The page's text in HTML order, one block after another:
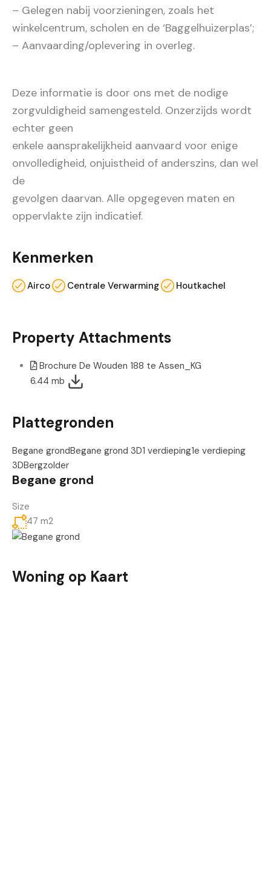
– Gelegen nabij voorzieningen, zoals het
winkelcentrum, scholen en de ‘Baggelhuizerplas’;
– Aanvaarding/oplevering in overleg.
Deze informatie is door ons met de nodige
zorgvuldigheid samengesteld. Onzerzijds wordt
echter geen
enkele aansprakelijkheid aanvaard voor enige
onvolledigheid, onjuistheid of anderszins, dan wel
de
gevolgen daarvan. Alle opgegeven maten en
oppervlakte zijn indicatief.
Kenmerken
Airco Centrale Verwarming Houtkachel
Property Attachments
Brochure De Wouden 188 te Assen_KG
6.44 mb
Plattegronden
Begane grondBegane grond 3D1 verdieping1e verdieping
3DBergzolder
Begane grond
Size
47 m2
Woning op Kaart